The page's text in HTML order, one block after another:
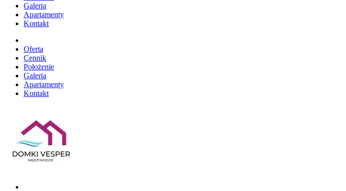
Galeria
Apartamenty
Kontakt
Oferta
Cennik
Położenie
Galeria
Apartamenty
Kontakt